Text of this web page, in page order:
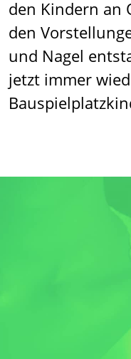
den Kindern an
den
und Nagel
jetzt immer